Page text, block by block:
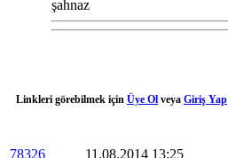
şahnaz
Linkleri görebilmek için Üye Ol veya Giriş Yap
78326 11.08.2014 13:25